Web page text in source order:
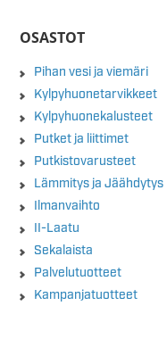
OSASTOT
Pihan vesi ja viemäri
Kylpyhuonetarvikkeet
Kylpyhuonekalusteet
Putket ja liittimet
Putkistovarusteet
Lämmitys ja Jäähdytys
Ilmanvaihto
II-Laatu
Sekalaista
Palvelutuotteet
Kampanjatuotteet